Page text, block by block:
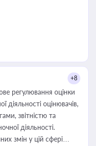
+8
регулювання оцінки
діяльності оцінювачів,
звітністю та
діяльності.
змін у цій сфері